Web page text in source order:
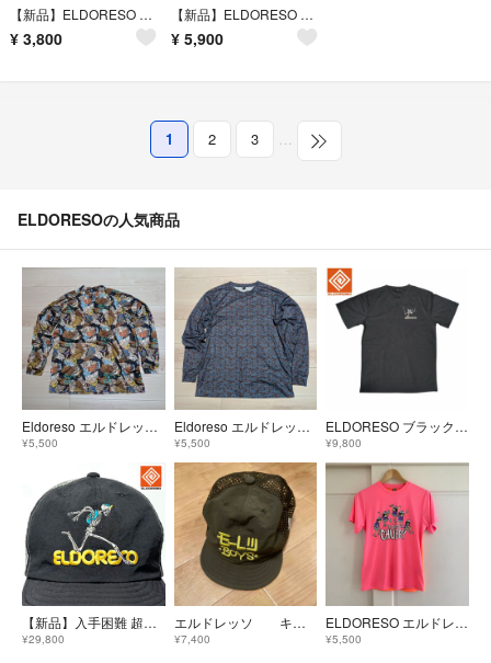
【新品】ELDORESO Boneman ボーンマンT メンズXS レッド
¥ 3,800
【新品】ELDORESO Dinosaur Tee メンズS 黒
¥ 5,900
1 2 3 …
ELDORESOの人気商品
Eldoreso エルドレッソMock T トレーニング ランニング
¥5,500
Eldoreso エルドレッソ T Shirt ランニング トレーニング
¥5,500
ELDORESO ブラック ポリエステル ボーンマン Tシャツ
¥9,800
【新品】入手困難 超希少 黄色ロゴ 初期 Eldoreso ボーンマンキャップ
¥29,800
エルドレッソ キャップ
¥7,400
ELDORESO エルドレッソChubby Tee ピンク XS 美品
¥5,500